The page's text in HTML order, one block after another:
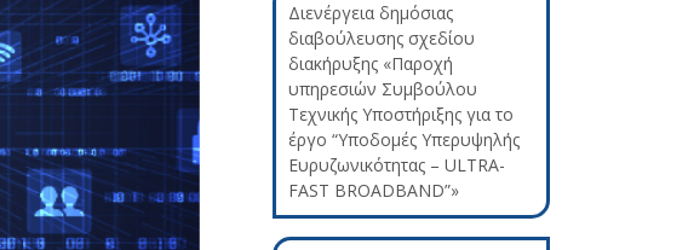
Διενέργεια δημόσιας
διαβούλευσης σχεδίου
διακήρυξης «Παροχή
υπηρεσιών Συμβούλου
Τεχνικής Υποστήριξης για το
έργο “Υποδομές Υπερυψηλής
Ευρυζωνικότητας – ULTRA-
FAST BROADBAND”»